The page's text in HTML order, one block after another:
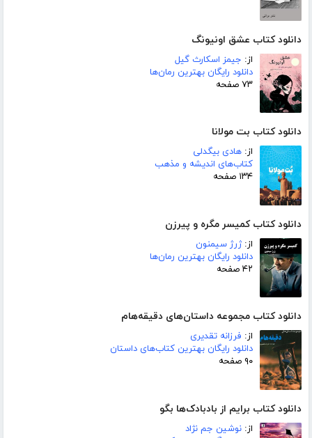
دانلود کتاب عشق اونیونگ
از: جیمز اسکارث گیل
دانلود رایگان بهترین رمان‌ها
۷۳ صفحه
دانلود کتاب بت مولانا
از: هادی بیگدلی
کتاب‌های اندیشه و مذهب
۱۳۴ صفحه
دانلود کتاب کمیسر مگره و پیرزن
از:ژرژ سیمنون
دانلود رایگان بهترین رمان‌ها
۴۲ صفحه
دانلود کتاب مجموعه داستان‌های دقیقه‌هام
از: فرزانه تقدیری
دانلود رایگان بهترین کتاب‌های داستان
۹۰ صفحه
دانلود کتاب برایم از بادبادک‌ها بگو
از: نوشین جم نژاد